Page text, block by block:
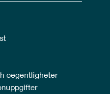
oegentligheter